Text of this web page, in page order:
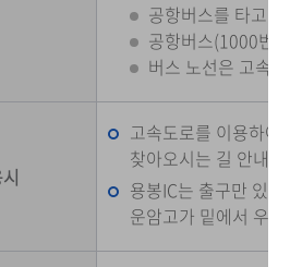
공항버스를 타고
공항버스(1000번)
버스 노선은 고속
고속도로를 이용하여
찾아오시는 길 안내
용봉IC는 출구만 있
운암고가 밑에서 우